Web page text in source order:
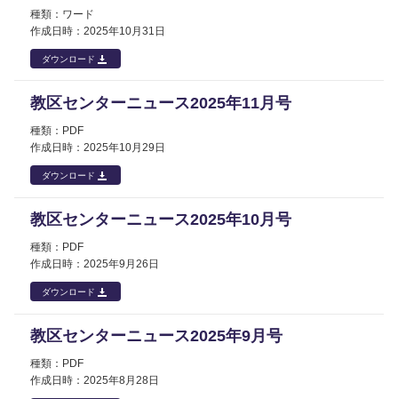
ワード
2025年10月31日
ダウンロード
教区センターニュース2025年11月号
PDF
2025年10月29日
ダウンロード
教区センターニュース2025年10月号
PDF
2025年9月26日
ダウンロード
教区センターニュース2025年9月号
PDF
2025年8月28日